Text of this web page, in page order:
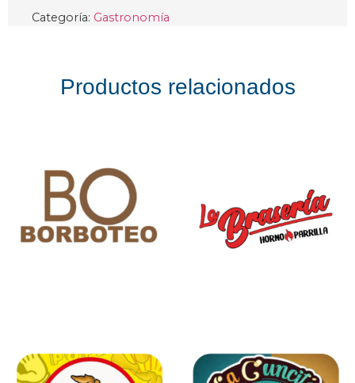
Categoría: Gastronomía
Productos relacionados